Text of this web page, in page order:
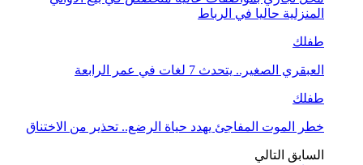
المنزلية حاليا في الرباط
طفلك
العبقري الصغير.. يتحدث 7 لغات في عمر الرابعة
طفلك
خطر الموت المفاجئ يهدد حياة الرضع.. تحذير من الاختناق
السابق التالي